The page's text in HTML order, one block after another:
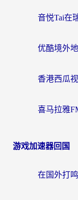
游戏加速器回国